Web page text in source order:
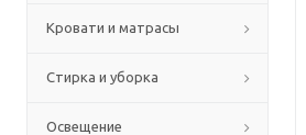
Кровати и матрасы
Стирка и уборка
Освещение